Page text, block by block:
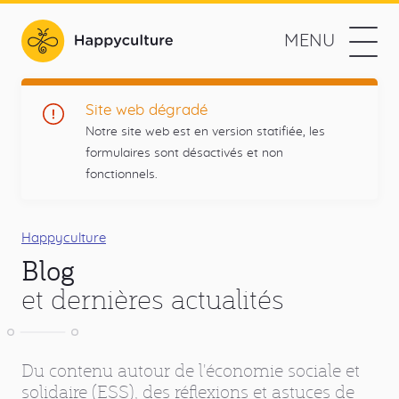
contenu
web
MENU
Navigation
principal
Méthodologie
Réseaux
sociaux
Twitter Github
Blog
Site web dégradé
Notre site web est en version statifiée, les
formulaires sont désactivés et non
fonctionnels.
Fil
d'Ariane
Happyculture
Blog
et dernières actualités
Du contenu autour de l'économie sociale et
solidaire (ESS), des réflexions et astuces de